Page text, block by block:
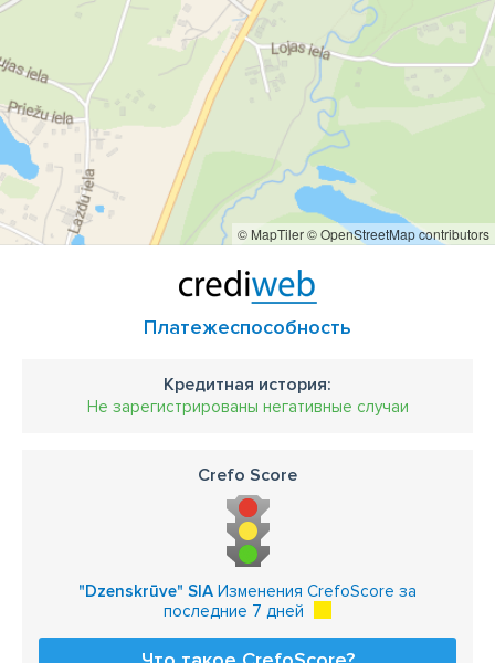
© MapTiler© OpenStreetMap contributors
Платежеспособность
Кредитная история:
Не зарегистрированы негативные случаи
Crefo Score
"Dzenskrūve" SIA Изменения CrefoScore за
последние 7 дней